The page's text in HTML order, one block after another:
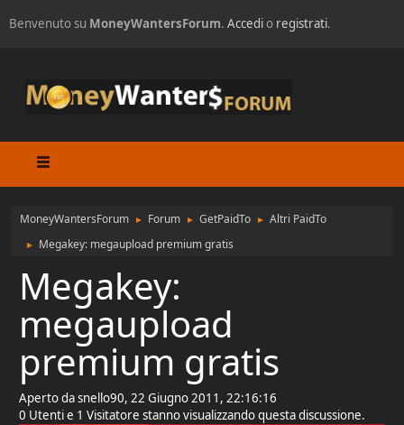
Benvenuto su MoneyWantersForum. Accedio registrati.
MoneyWantersForum ► Forum ► GetPaidTo ► Altri PaidTo
► Megakey: megaupload premium gratis
Megakey:
megaupload
premium gratis
Aperto da snello90, 22 Giugno 2011, 22:16:16
0 Utenti e 1 Visitatore stanno visualizzando questa discussione.